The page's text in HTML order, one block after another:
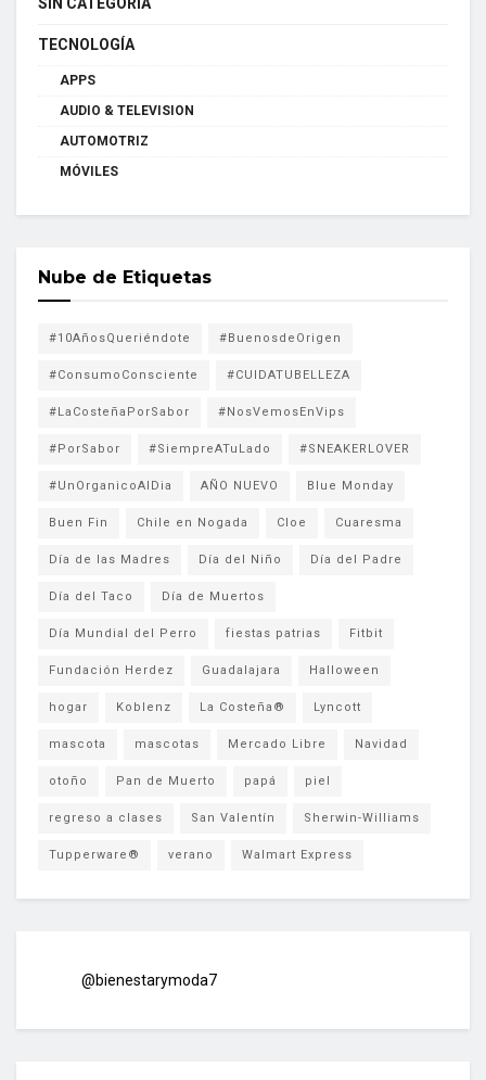
SIN CATEGORÍA
TECNOLOGÍA
APPS
AUDIO & TELEVISION
AUTOMOTRIZ
MÓVILES
Nube de Etiquetas
#10AñosQueriéndote #BuenosdeOrigen
#ConsumoConsciente #CUIDATUBELLEZA
#LaCosteñaPorSabor #NosVemosEnVips
#PorSabor #SiempreATuLado #SNEAKERLOVER
#UnOrganicoAlDia AÑO NUEVO Blue Monday
Buen Fin Chile en Nogada Cloe Cuaresma
Día de las Madres Día del Niño Día del Padre
Día del Taco Día de Muertos
Día Mundial del Perro fiestas patrias Fitbit
Fundación Herdez Guadalajara Halloween
hogar Koblenz La Costeña® Lyncott
mascota mascotas Mercado Libre Navidad
otoño Pan de Muerto papá piel
regreso a clases San Valentín Sherwin-Williams
Tupperware® verano Walmart Express
@bienestarymoda7